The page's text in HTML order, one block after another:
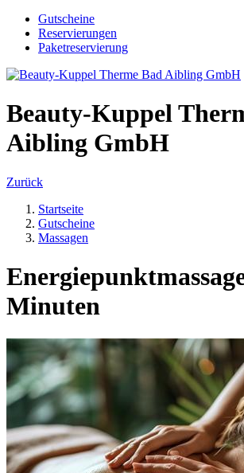
Gutscheine
Reservierungen
Paketreservierung
Beauty-Kuppel
Aibling GmbH
Zurück
Startseite
Gutscheine
Massagen
Minuten